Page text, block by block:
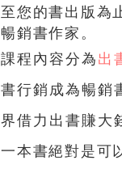
至您的書出版為
暢銷書作家。
課程內容分為 出
書行銷成為暢銷
界借力出書賺大
一本書絕對是可